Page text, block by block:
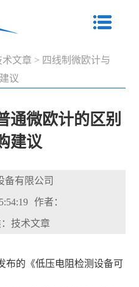
术文章 > 四线制微欧计与
议
通微欧计的区别
建议
备有限公司
作者：
技术文章
布的《低压电阻检测设备可